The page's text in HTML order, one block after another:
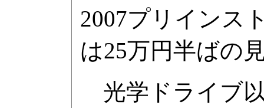
2007プリインス
は25万円半ばの
光学ドライブ